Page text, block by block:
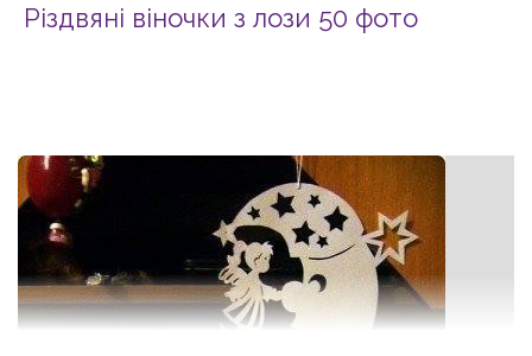
Різдвяні віночки з лози 50 фото